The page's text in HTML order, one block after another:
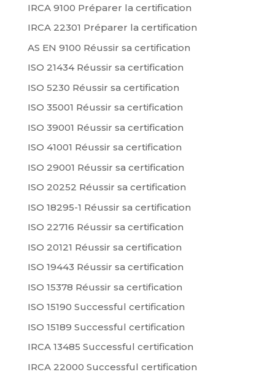
IRCA 9100 Préparer la certification
IRCA 22301 Préparer la certification
AS EN 9100 Réussir sa certification
ISO 21434 Réussir sa certification
ISO 5230 Réussir sa certification
ISO 35001 Réussir sa certification
ISO 39001 Réussir sa certification
ISO 41001 Réussir sa certification
ISO 29001 Réussir sa certification
ISO 20252 Réussir sa certification
ISO 18295-1 Réussir sa certification
ISO 22716 Réussir sa certification
ISO 20121 Réussir sa certification
ISO 19443 Réussir sa certification
ISO 15378 Réussir sa certification
ISO 15190 Successful certification
ISO 15189 Successful certification
IRCA 13485 Successful certification
IRCA 22000 Successful certification